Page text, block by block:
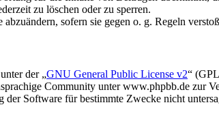
zu löschen oder zu sperren.
sofern sie gegen o. g. Regeln
der „GNU General Public License v2“
Community unter www.phpbb.de zur
Software für bestimmte Zwecke nicht